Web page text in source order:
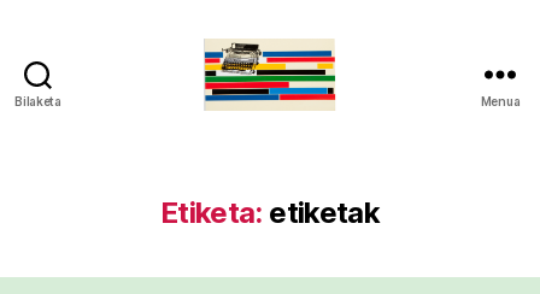
Bilaketa Menua
Etiketa: etiketak